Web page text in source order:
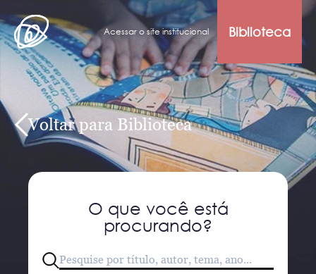
Acessar o site institucional Biblioteca
Voltar para Biblioteca
O que você está
procurando?